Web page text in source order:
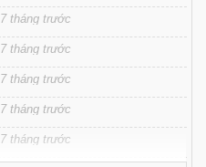
7 tháng trước
7 tháng trước
7 tháng trước
7 tháng trước
7 tháng trước